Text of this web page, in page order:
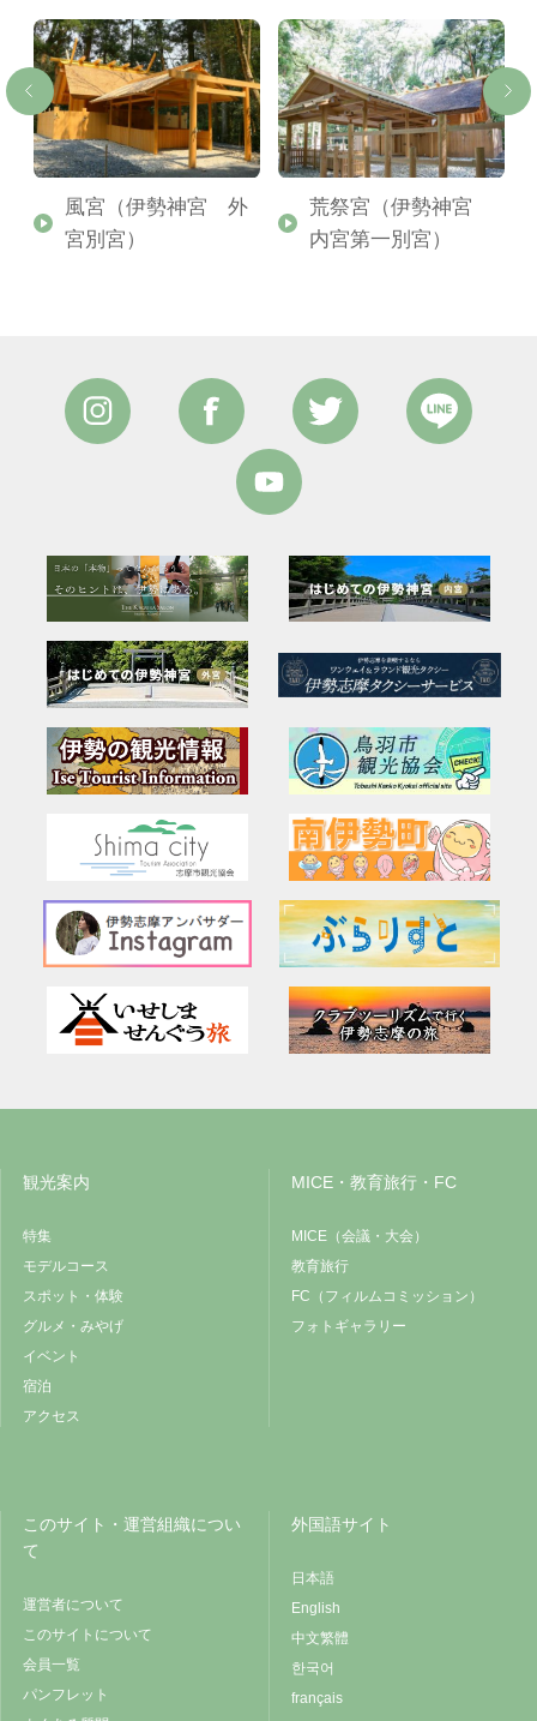
風宮（伊勢神宮 外
宮別宮）
荒祭宮（伊勢神宮
内宮第一別宮）
観光案内
特集
モデルコース
スポット・体験
グルメ・みやげ
イベント
宿泊
アクセス
MICE・教育旅行・FC
MICE（会議・大会）
教育旅行
FC（フィルムコミッション）
フォトギャラリー
このサイト・運営組織につい
て
運営者について
このサイトについて
会員一覧
パンフレット
外国語サイト
日本語
English
中文繁體
한국어
français